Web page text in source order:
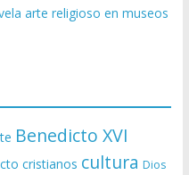
arte religioso en museos
Benedicto XVI
cristianos cultura Dios